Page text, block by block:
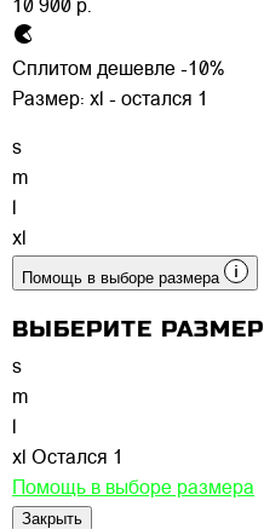
10 900 р.
Сплитом дешевле -10%
Размер: xl - остался 1
s
m
xl
Помощь в выборе размера
ВЫБЕРИТЕ РАЗМЕР
s
m
xl Остался 1
Помощь в выборе размера
Закрыть